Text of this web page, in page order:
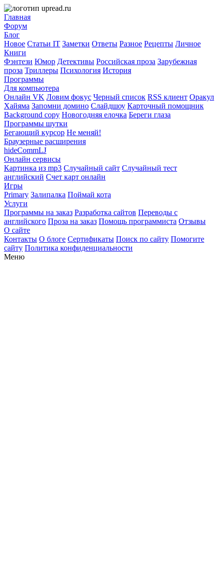
Главная
Форум
Блог
Новое Статьи IT Заметки Ответы Разное Рецепты Личное
Книги
Фэнтези Юмор Детективы Российская проза Зарубежная
проза Триллеры Психология История
Программы
Для компьютера
Онлайн VK Ловим фокус Черный список RSS клиент Оракул
Хайяма Запомни домино Слайдшоу Карточный помощник
Background copy Новогодняя елочка Береги глаза
Программы шутки
Бегающий курсор Не меняй!
Браузерные расширения
hideCommLJ
Онлайн сервисы
Картинка из mp3 Случайный сайт Случайный тест
английский Счет карт онлайн
Игры
Primary Залипалка Поймай кота
Услуги
Программы на заказ Разработка сайтов Переводы с
английского Проза на заказ Помощь программиста Отзывы
О сайте
Контакты О блоге Сертификаты Поиск по сайту Помогите
сайту Политика конфиденциальности
Меню